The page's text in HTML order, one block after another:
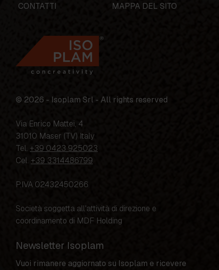
CONTATTI
MAPPA DEL SITO
© 2026 - Isoplam Srl - All rights reserved
Via Enrico Mattei, 4
31010 Maser (TV) Italy
Tel. +39 0423 925023
Cel. +39 3314486799
P.IVA 02432450266
Società soggetta all'attività di direzione e
coordinamento di MDF Holding
Newsletter Isoplam
Vuoi rimanere aggiornato su Isoplam e ricevere